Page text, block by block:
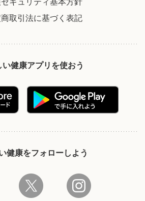
取引法に基づく表記
い健康アプリを使おう
健康をフォローしよう